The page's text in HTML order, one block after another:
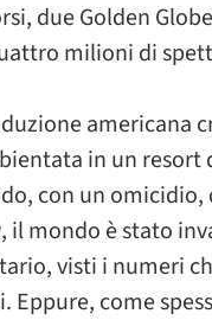
due Golden
milioni di
americana
in un resort
con un
, il mondo è stato
visti i numeri
come